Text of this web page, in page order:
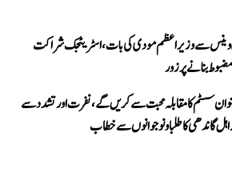
سے وزیر اعظم مودی کی بات، اسٹریٹجک شراکت
بنانے پر زور
سسٹم کا مقابلہ محبت سے کریں گے، نفرت اور تشدد سے
گاندھی کا طلبا و نوجوانوں سے خطاب